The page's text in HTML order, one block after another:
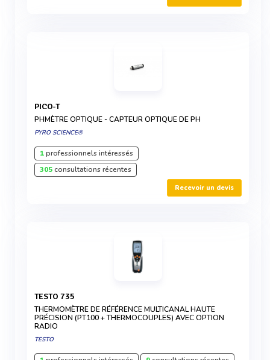
PICO-T
PHMÈTRE OPTIQUE - CAPTEUR OPTIQUE DE PH
PYRO SCIENCE®
1professionnels intéressés
305consultations récentes
Recevoir un devis
TESTO 735
THERMOMÈTRE DE RÉFÉRENCE MULTICANAL HAUTE
PRÉCISION (PT100 + THERMOCOUPLES) AVEC OPTION
RADIO
TESTO